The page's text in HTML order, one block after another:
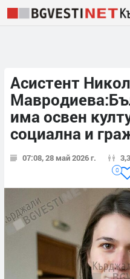
Асистент
има освен
социална и
07:08, 28 май 2026 г.
0